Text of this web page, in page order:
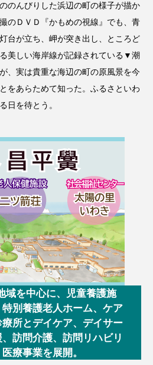
のんびりした浜辺の町の様子が描か
のＤＶＤ『かもめの視線』でも、青
台が立ち、岬が突き出し、ところど
美しい海岸線が記録されている▼潮
、実は貴重な海辺の町の原風景を今
をあらためて知った。ふるさといわ
日を待とう。
域を中心に、児童養護施
別養護老人ホーム、ケア
所とデイケア、デイサー
訪問介護、訪問リハビリ
療事業を展開。